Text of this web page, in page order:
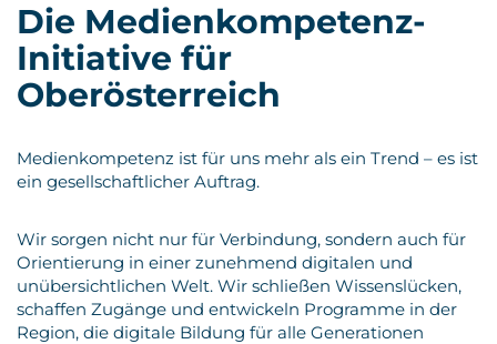
Die Medienkompetenz-
Initiative für
Oberösterreich
Medienkompetenz ist für uns mehr als ein Trend – es ist
ein gesellschaftlicher Auftrag.
Wir sorgen nicht nur für Verbindung, sondern auch für
Orientierung in einer zunehmend digitalen und
unübersichtlichen Welt. Wir schließen Wissenslücken,
schaffen Zugänge und entwickeln Programme in der
Region, die digitale Bildung für alle Generationen